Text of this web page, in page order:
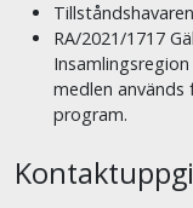
RA/2021/1717
medlen
program.